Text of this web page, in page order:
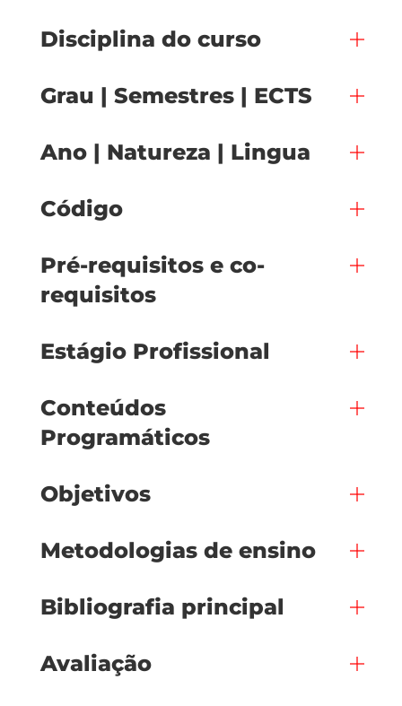
Disciplina do curso
Grau | Semestres | ECTS
Ano | Natureza | Lingua
Código
Pré-requisitos e co-
requisitos
Estágio Profissional
Conteúdos
Programáticos
Objetivos
Metodologias de ensino
Bibliografia principal
Avaliação